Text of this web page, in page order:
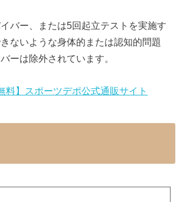
バー、または5回起立テストを実施す
ないような身体的または認知的問題
ーは除外されています。
料】スポーツデポ公式通販サイト